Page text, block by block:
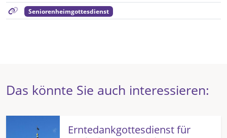
Seniorenheimgottesdienst
Das könnte Sie auch interessieren:
Erntedankgottesdienst für